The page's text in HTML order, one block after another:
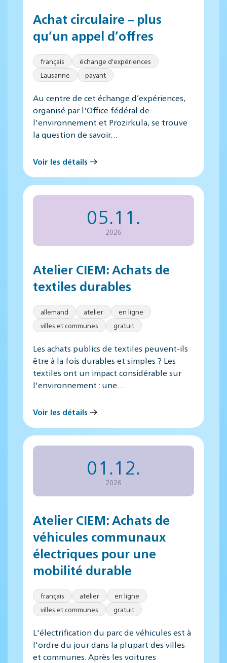
Achat circulaire – plus
qu’un appel d’offres
français
échange d'expériences
Lausanne
payant
Au centre de cet échange d’expériences,
organisé par l'Office fédéral de
l'environnement et Prozirkula, se trouve
la question de savoir…
Voir les détails
05.11.
2026
Atelier CIEM: Achats de
textiles durables
allemand atelier
en ligne
villes et communes
gratuit
Les achats publics de textiles peuvent-ils
être à la fois durables et simples ? Les
textiles ont un impact considérable sur
l'environnement : une…
Voir les détails
01.12.
2026
Atelier CIEM: Achats de
véhicules communaux
électriques pour une
mobilité durable
français atelier
en ligne
villes et communes
gratuit
L'électrification du parc de véhicules est à
l'ordre du jour dans la plupart des villes
et communes. Après les voitures